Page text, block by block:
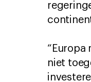
“Europa
niet